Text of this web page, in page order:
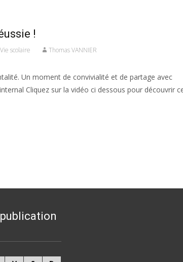
!
Vie scolaire Thomas VANNIER
Un moment de convivialité et de partage avec
Cliquez sur la vidéo ci dessous pour découvrir